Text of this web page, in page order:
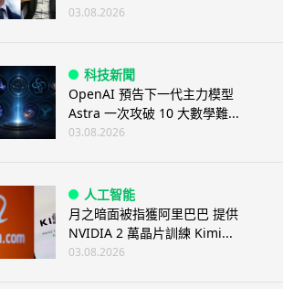
03.08.2026
科技新聞
OpenAI 預告下一代主力模型
Astra 一次攻破 10 大數學難...
03.08.2026
人工智能
月之暗面被指獲阿里巴巴 提供
NVIDIA 2 萬晶片訓練 Kimi...
03.08.2026